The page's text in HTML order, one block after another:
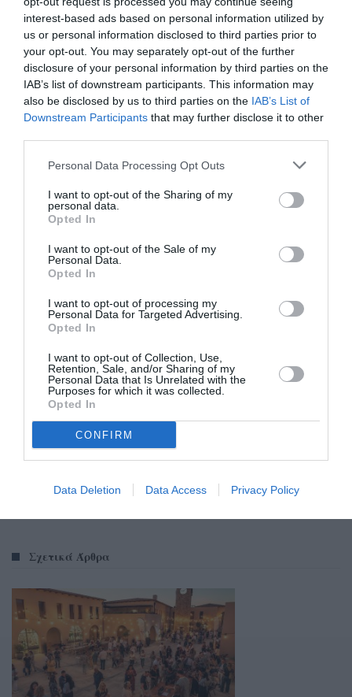
interest-based ads based on personal information utilized by
us or personal information disclosed to third parties prior to
your opt-out. You may separately opt-out of the further
disclosure of your personal information by third parties on the
IAB’s list of downstream participants. This information may
also be disclosed by us to third parties on the IAB’s List of
Downstream Participants that may further disclose it to other
Personal Data Processing Opt Outs
I want to opt-out of the Sharing of my
personal data.
Opted In
I want to opt-out of the Sale of my
Personal Data.
Opted In
I want to opt-out of processing my
Personal Data for Targeted Advertising.
Opted In
I want to opt-out of Collection, Use,
Retention, Sale, and/or Sharing of my
Personal Data that Is Unrelated with the
Purposes for which it was collected.
Opted In
CONFIRM
Data Deletion Data Access Privacy Policy
Σχετικά Άρθρα